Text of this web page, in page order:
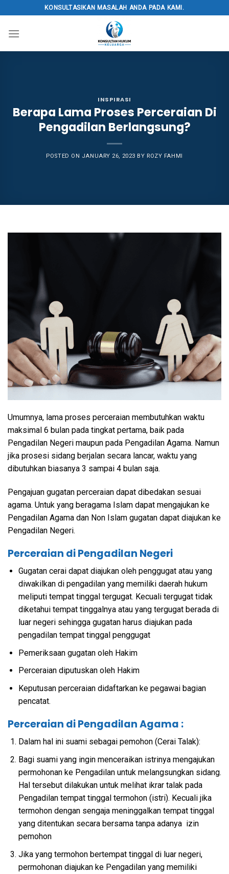
to
content
KONSULTASIKAN MASALAH ANDA PADA KAMI.
INSPIRASI
Berapa Lama Proses Perceraian Di
Pengadilan Berlangsung?
POSTED ON JANUARY 26, 2023 BY ROZY FAHMI
Umumnya, lama proses perceraian membutuhkan waktu
maksimal 6 bulan pada tingkat pertama, baik pada
Pengadilan Negeri maupun pada Pengadilan Agama. Namun
jika prosesi sidang berjalan secara lancar, waktu yang
dibutuhkan biasanya 3 sampai 4 bulan saja.
Pengajuan gugatan perceraian dapat dibedakan sesuai
agama. Untuk yang beragama Islam dapat mengajukan ke
Pengadilan Agama dan Non Islam gugatan dapat diajukan ke
Pengadilan Negeri.
Perceraian di Pengadilan Negeri
Gugatan cerai dapat diajukan oleh penggugat atau yang
diwakilkan di pengadilan yang memiliki daerah hukum
meliputi tempat tinggal tergugat. Kecuali tergugat tidak
diketahui tempat tinggalnya atau yang tergugat berada di
luar negeri sehingga gugatan harus diajukan pada
pengadilan tempat tinggal penggugat
Pemeriksaan gugatan oleh Hakim
Perceraian diputuskan oleh Hakim
Keputusan perceraian didaftarkan ke pegawai bagian
pencatat.
Perceraian di Pengadilan Agama :
Dalam hal ini suami sebagai pemohon (Cerai Talak):
Bagi suami yang ingin menceraikan istrinya mengajukan
permohonan ke Pengadilan untuk melangsungkan sidang.
Hal tersebut dilakukan untuk melihat ikrar talak pada
Pengadilan tempat tinggal termohon (istri). Kecuali jika
termohon dengan sengaja meninggalkan tempat tinggal
yang ditentukan secara bersama tanpa adanya izin
pemohon
Jika yang termohon bertempat tinggal di luar negeri,
permohonan diajukan ke Pengadilan yang memiliki